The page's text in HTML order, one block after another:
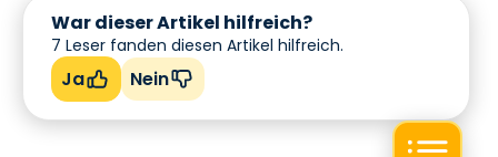
War dieser Artikel hilfreich?
7 Leser fanden diesen Artikel hilfreich.
Ja Nein